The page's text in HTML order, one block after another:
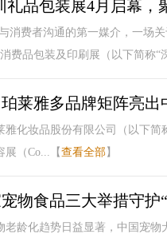
礼品包装展4月启幕
消费者沟通的第一媒介，一场
费品包装及印刷展（以下简称“
莱雅多品牌矩阵亮出
雅化妆品股份有限公司（以下
展（Co...【 查看全部 】
物食品三大举措守护
老龄化趋势日益显著，中国宠